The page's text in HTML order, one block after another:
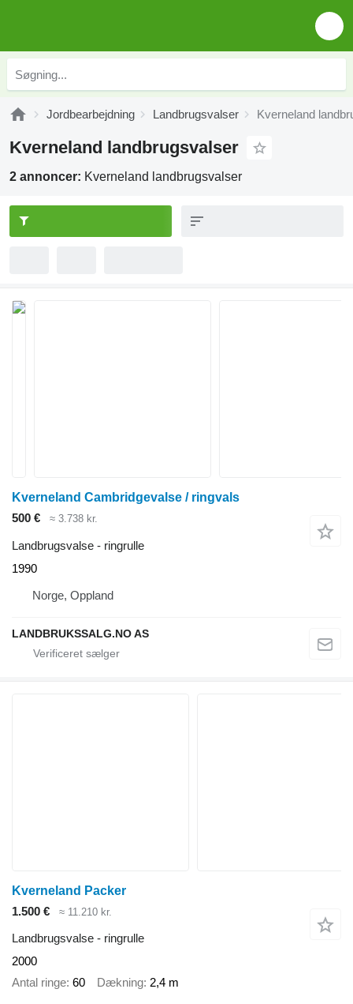
Jordbearbejdning Landbrugsvalser Kverneland
Kverneland landbrugsvalser
2 annoncer: Kverneland landbrugsvalser
Kverneland Cambridgevalse / ringvals
500 €
≈ 3.738 kr.
Landbrugsvalse - ringrulle
1990
Norge, Oppland
LANDBRUKSSALG.NO AS
Kverneland Packer
1.500 €
≈ 11.210 kr.
Landbrugsvalse - ringrulle
2000
Antal ringe 60 Dækning 2,4 m